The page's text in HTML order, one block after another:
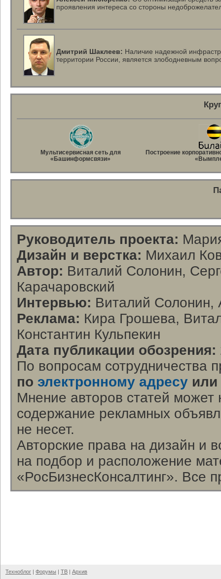
проявления интереса со стороны
Дмитрий Шаклеев: Наличие надежной
территории России, является злободневным
Мультисервисная сеть для
«Башинформсвязи»
Построение
Руководитель проекта:
Дизайн и верстка: Михаил
Автор: Виталий Солонин,
Карачаровский
Интервью: Виталий Солонин,
Реклама: Кира Грошева,
Константин Кульпекин
Дата публикации обозрения:
По вопросам сотрудничества
по электронному адресу
Мнение авторов статей может
содержание рекламных
не несет.
Авторские права на дизайн и
на подбор и расположение
«РосБизнесКонсалтинг». Все
Техноблог | Форумы | ТВ | Архив